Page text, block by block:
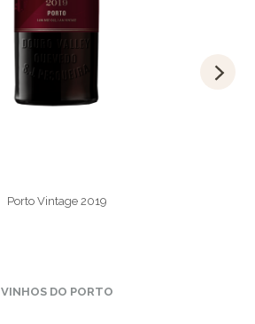
Porto Vintage 2019
VINHOS DO PORTO